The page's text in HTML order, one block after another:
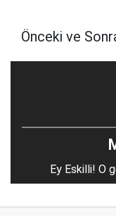
Önceki ve
Ey Eskilli! O